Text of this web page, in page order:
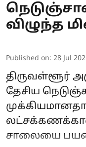
விழுந்த
Published on: 28 Jul
திருவள்ளூர்
தேசிய
சாலையை